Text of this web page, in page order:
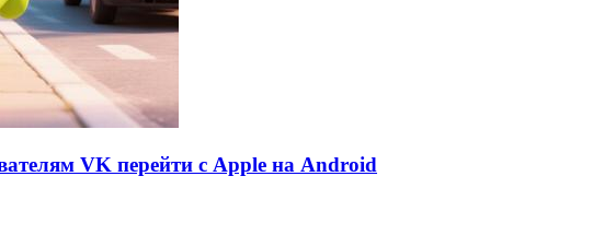
VK перейти с Apple на Android